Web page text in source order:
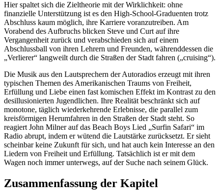
Hier spaltet sich die Zieltheorie mit der Wirklichkeit: ohne
finanzielle Unterstützung ist es den High-School-Graduenten trotz
Abschluss kaum möglich, ihre Karriere voranzutreiben. Am
Vorabend des Aufbruchs blicken Steve und Curt auf ihre
Vergangenheit zurück und verabschieden sich auf einem
Abschlussball von ihren Lehrern und Freunden, währenddessen die
„Verlierer“ langweilt durch die Straßen der Stadt fahren („cruising“).
Die Musik aus den Lautsprechern der Autoradios erzeugt mit ihren
typischen Themen des Amerikanischen Traums von Freiheit,
Erfüllung und Liebe einen fast komischen Effekt im Kontrast zu den
desillusionierten Jugendlichen. Ihre Realität beschränkt sich auf
monotone, täglich wiederkehrende Erlebnisse, die parallel zum
kreisförmigen Herumfahren in den Straßen der Stadt steht. So
reagiert John Milner auf das Beach Boys Lied „Surfin Safari“ im
Radio abrupt, indem er wütend die Lautstärke zurücksetzt. Er sieht
scheinbar keine Zukunft für sich, und hat auch kein Interesse an den
Liedern von Freiheit und Erfüllung. Tatsächlich ist er mit dem
Wagen noch immer unterwegs, auf der Suche nach seinem Glück.
Zusammenfassung der Kapitel